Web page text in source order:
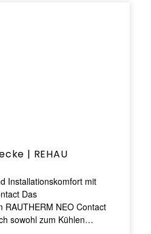
| REHAU
Installationskomfort mit
Das
RAUTHERM NEO Contact
sowohl zum Kühlen…